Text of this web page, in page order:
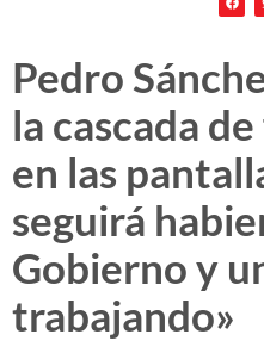
Pedro
la cascada
en las
seguirá
Gobierno y
trabajando»